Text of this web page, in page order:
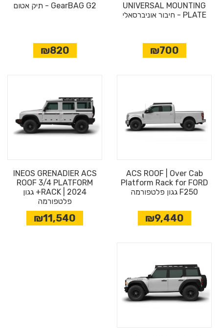
UNIVERSAL MOUNTING
PLATE - חיבור אוניברסאלי
₪700
GearBAG G2 - תיק אטום
₪820
ACS ROOF | Over Cab
Platform Rack for FORD
F250 גגון פלטפורמה
₪9,440
INEOS GRENADIER ACS
ROOF 3/4 PLATFORM
RACK | 2024+ גגון
פלטפורמה
₪11,540